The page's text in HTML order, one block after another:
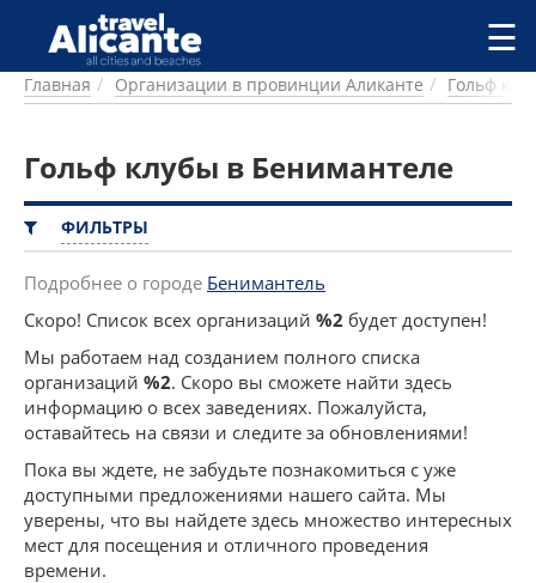
Перейти к основному содержанию
ГОРОДА
ПИТАНИЕ
ПРОЖИВАНИЕ
ПЛЯЖИ
ДОСТОПРИМЕЧАТЕЛЬНОСТИ
КЕМПИНГ
КОМАРКИ (РАЙОНЫ)
РЕЦЕПТЫ
ПРЕДЛОЖЕНИЯ
СТАТЬИ
УСЛУГИ
☰
Главная Организации в провинции Аликанте Гольф
Гольф клубы в Бенимантеле
ФИЛЬТРЫ
Подробнее о городе Бенимантель
Скоро! Список всех организаций %2 будет доступен!
Мы работаем над созданием полного списка
организаций %2. Скоро вы сможете найти здесь
информацию о всех заведениях. Пожалуйста,
оставайтесь на связи и следите за обновлениями!
Пока вы ждете, не забудьте познакомиться с уже
доступными предложениями нашего сайта. Мы
уверены, что вы найдете здесь множество интересных
мест для посещения и отличного проведения
времени.